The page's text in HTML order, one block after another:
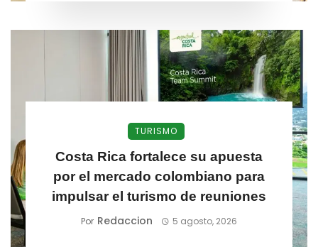
TURISMO
Costa Rica fortalece su apuesta
por el mercado colombiano para
impulsar el turismo de reuniones
Por Redaccion 5 agosto, 2026